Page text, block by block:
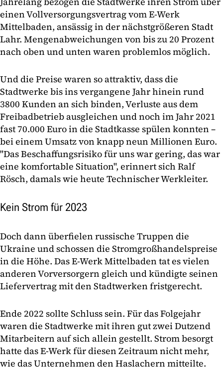
einen Vollversorgungsvertrag vom E-Werk
Mittelbaden, ansässig in der nächstgrößeren Stadt
Lahr. Mengenabweichungen von bis zu 20 Prozent
nach oben und unten waren problemlos möglich.
Und die Preise waren so attraktiv, dass die
Stadtwerke bis ins vergangene Jahr hinein rund
3800 Kunden an sich binden, Verluste aus dem
Freibadbetrieb ausgleichen und noch im Jahr 2021
fast 70.000 Euro in die Stadtkasse spülen konnten –
bei einem Umsatz von knapp neun Millionen Euro.
"Das Beschaffungsrisiko für uns war gering, das war
eine komfortable Situation", erinnert sich Ralf
Rösch, damals wie heute Technischer Werkleiter.
Kein Strom für 2023
Doch dann überfielen russische Truppen die
Ukraine und schossen die Stromgroßhandelspreise
in die Höhe. Das E-Werk Mittelbaden tat es vielen
anderen Vorversorgern gleich und kündigte seinen
Liefervertrag mit den Stadtwerken fristgerecht.
Ende 2022 sollte Schluss sein. Für das Folgejahr
waren die Stadtwerke mit ihren gut zwei Dutzend
Mitarbeitern auf sich allein gestellt. Strom besorgt
hatte das E-Werk für diesen Zeitraum nicht mehr,
wie das Unternehmen den Haslachern mitteilte.